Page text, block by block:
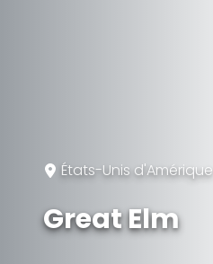
États-Unis d'Amérique
Great Elm